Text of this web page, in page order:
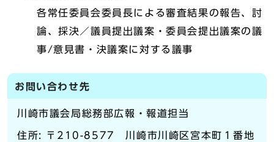
各常任委員会委員長による審査結果の報告、討
論、採決／議員提出議案・委員会提出議案の議
事/意見書・決議案に対する議事
お問い合わせ先
川崎市議会局総務部広報・報道担当
住所: 〒210-8577 川崎市川崎区宮本町１番地